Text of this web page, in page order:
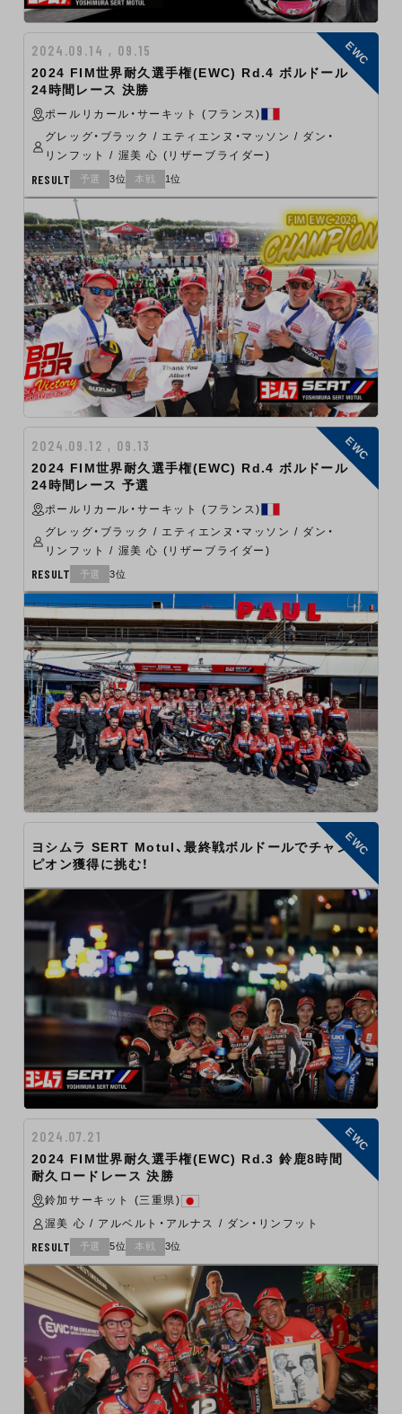
2024.09.14 , 09.15
2024 FIM世界耐久選手権(EWC) Rd.4 ボルドール
24時間レース 決勝
ポールリカール・サーキット (フランス)
グレッグ・ブラック / エティエンヌ・マッソン / ダン・
リンフット / 渥美 心 (リザーブライダー)
RESULT 予選 3位 本戦 1位
EWC
2024.09.12 , 09.13
2024 FIM世界耐久選手権(EWC) Rd.4 ボルドール
24時間レース 予選
ポールリカール・サーキット (フランス)
グレッグ・ブラック / エティエンヌ・マッソン / ダン・
リンフット / 渥美 心 (リザーブライダー)
RESULT 予選 3位
EWC
ヨシムラ SERT Motul、最終戦ボルドールでチャン
ピオン獲得に挑む！
EWC
2024.07.21
2024 FIM世界耐久選手権(EWC) Rd.3 鈴鹿8時間
耐久ロードレース 決勝
鈴加サーキット (三重県)
渥美 心 / アルベルト・アルナス / ダン・リンフット
RESULT 予選 5位 本戦 3位
EWC